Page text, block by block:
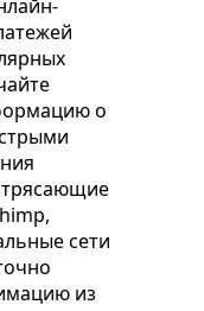
о
сети
из